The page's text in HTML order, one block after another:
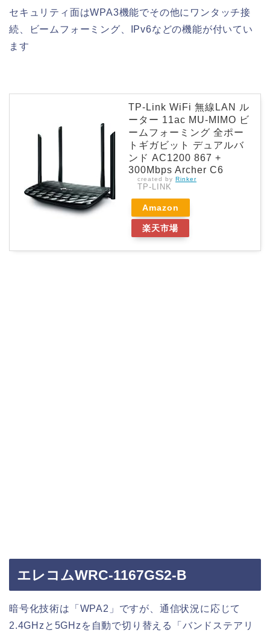
セキュリティ面はWPA3機能でその他にワンタッチ接
続、ビームフォーミング、IPv6などの機能が付いてい
ます
TP-Link WiFi 無線LAN ル
ーター 11ac MU-MIMO ビ
ームフォーミング 全ポー
トギガビット デュアルバ
ンド AC1200 867 +
300Mbps Archer C6
created by Rinker
TP-LINK
Amazon
楽天市場
エレコムWRC-1167GS2-B
暗号化技術は「WPA2」ですが、通信状況に応じて
2.4GHzと5GHzを自動で切り替える「バンドステアリ